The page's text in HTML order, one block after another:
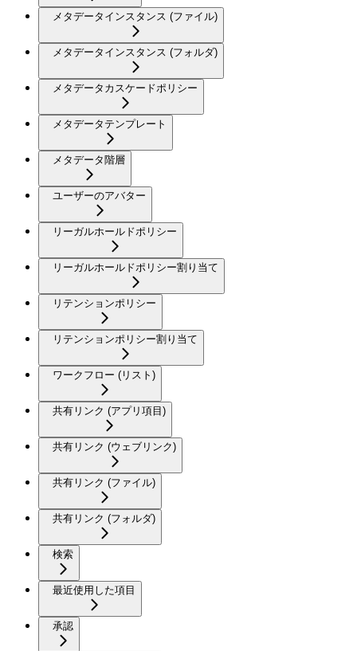
メタデータインスタンス (ファイル)
メタデータインスタンス (フォルダ)
メタデータカスケードポリシー
メタデータテンプレート
メタデータ階層
ユーザーのアバター
リーガルホールドポリシー
リーガルホールドポリシー割り当て
リテンションポリシー
リテンションポリシー割り当て
ワークフロー (リスト)
共有リンク (アプリ項目)
共有リンク (ウェブリンク)
共有リンク (ファイル)
共有リンク (フォルダ)
検索
最近使用した項目
承認